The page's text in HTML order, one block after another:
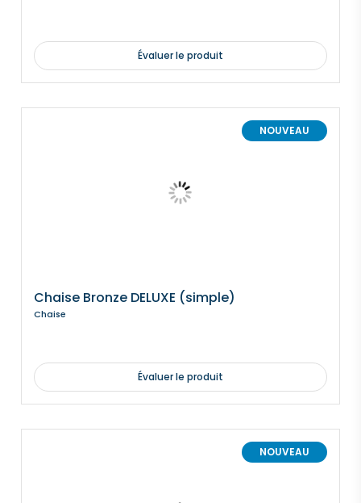
Évaluer le produit
NOUVEAU
Chaise Bronze DELUXE (simple)
Chaise
Évaluer le produit
NOUVEAU